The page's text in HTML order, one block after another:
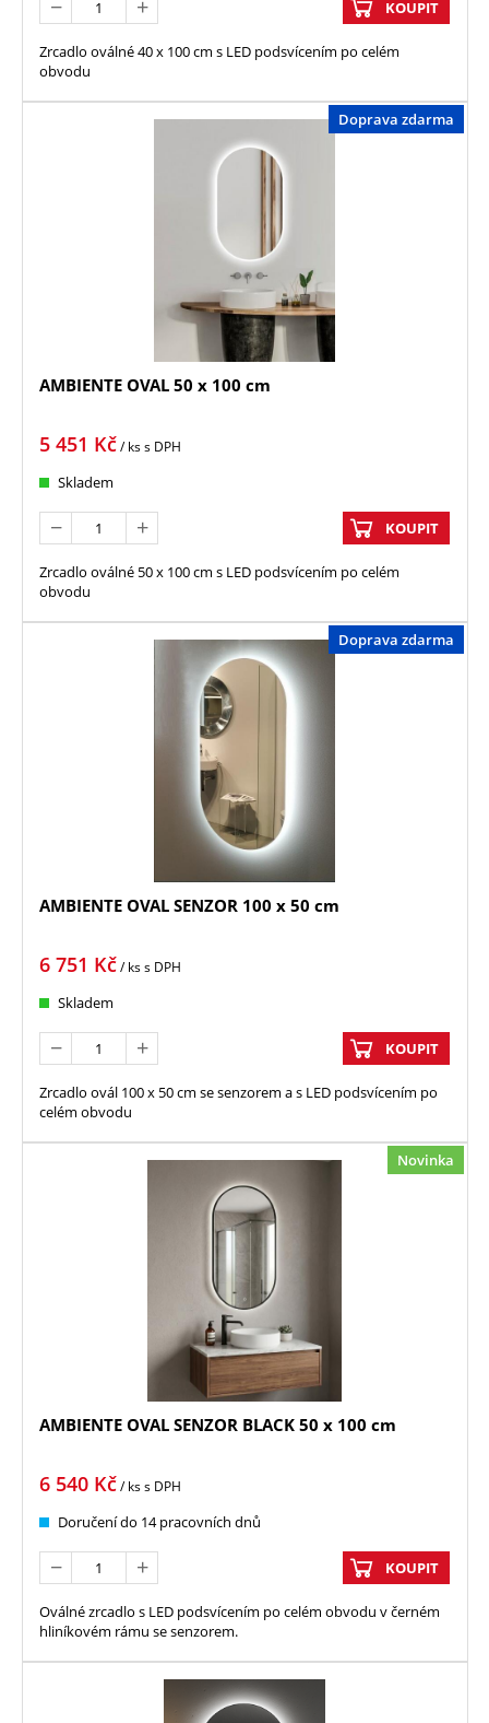
KOUPIT
Zrcadlo oválné 40 x 100 cm s LED podsvícením po celém
obvodu
Doprava zdarma
AMBIENTE OVAL 50 x 100 cm
5 451 Kč/ kss DPH
Skladem
KOUPIT
Zrcadlo oválné 50 x 100 cm s LED podsvícením po celém
obvodu
Doprava zdarma
AMBIENTE OVAL SENZOR 100 x 50 cm
6 751 Kč/ kss DPH
Skladem
KOUPIT
Zrcadlo ovál 100 x 50 cm se senzorem a s LED podsvícením po
celém obvodu
Novinka
AMBIENTE OVAL SENZOR BLACK 50 x 100 cm
6 540 Kč/ kss DPH
Doručení do 14 pracovních dnů
KOUPIT
Oválné zrcadlo s LED podsvícením po celém obvodu v černém
hliníkovém rámu se senzorem.